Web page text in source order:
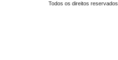
Todos os direitos reservados